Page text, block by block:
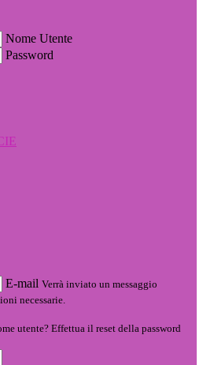
Nome Utente
Password
E-mail Verrà inviato un messaggio
necessarie.
utente? Effettua il reset della password